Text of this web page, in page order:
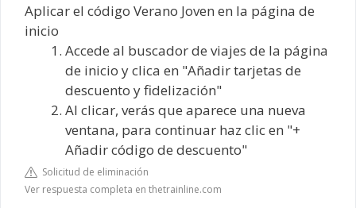
Aplicar el código Verano Joven en la página de
inicio
Accede al buscador de viajes de la página
de inicio y clica en "Añadir tarjetas de
descuento y fidelización"
Al clicar, verás que aparece una nueva
ventana, para continuar haz clic en "+
Añadir código de descuento"
Solicitud de eliminación
Ver respuesta completa en thetrainline.com